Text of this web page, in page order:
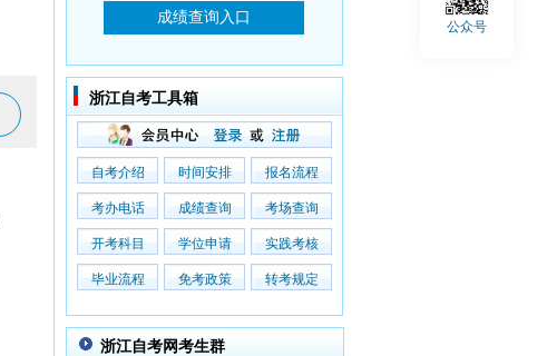
浙江自考工具箱
自考介绍 时间安排 报名流程
考办电话 成绩查询 考场查询
开考科目 学位申请 实践考核
毕业流程 免考政策 转考规定
浙江自考网考生群
公众号